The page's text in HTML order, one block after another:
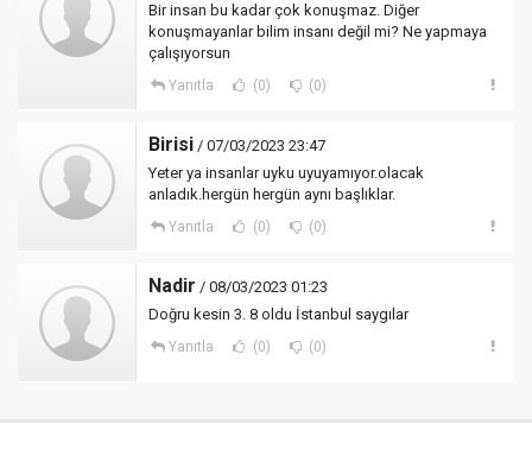
Bir insan bu kadar çok konuşmaz. Diğer
konuşmayanlar bilim insanı değil mi? Ne yapmaya
çalışıyorsun
Yanıtla (0) (0)
Birisi / 07/03/2023 23:47
Yeter ya insanlar uyku uyuyamıyor.olacak
anladık.hergün hergün aynı başlıklar.
Yanıtla (0) (0)
Nadir / 08/03/2023 01:23
Doğru kesin 3. 8 oldu İstanbul saygılar
Yanıtla (0) (0)